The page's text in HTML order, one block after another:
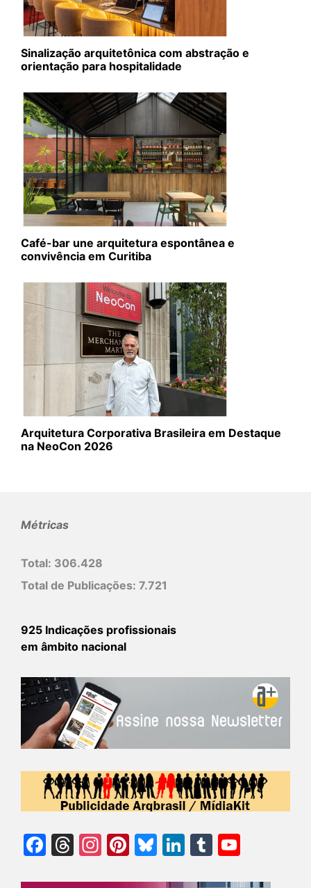
Sinalização arquitetônica com abstração e
orientação para hospitalidade
Café-bar une arquitetura espontânea e
convivência em Curitiba
Arquitetura Corporativa Brasileira em Destaque
na NeoCon 2026
Métricas
Total: 306.428
Total de Publicações: 7.721
925 Indicações profissionais
em âmbito nacional
Facebook
Threads
Instagram
Pinterest
Bluesky
LinkedIn
Tumblr